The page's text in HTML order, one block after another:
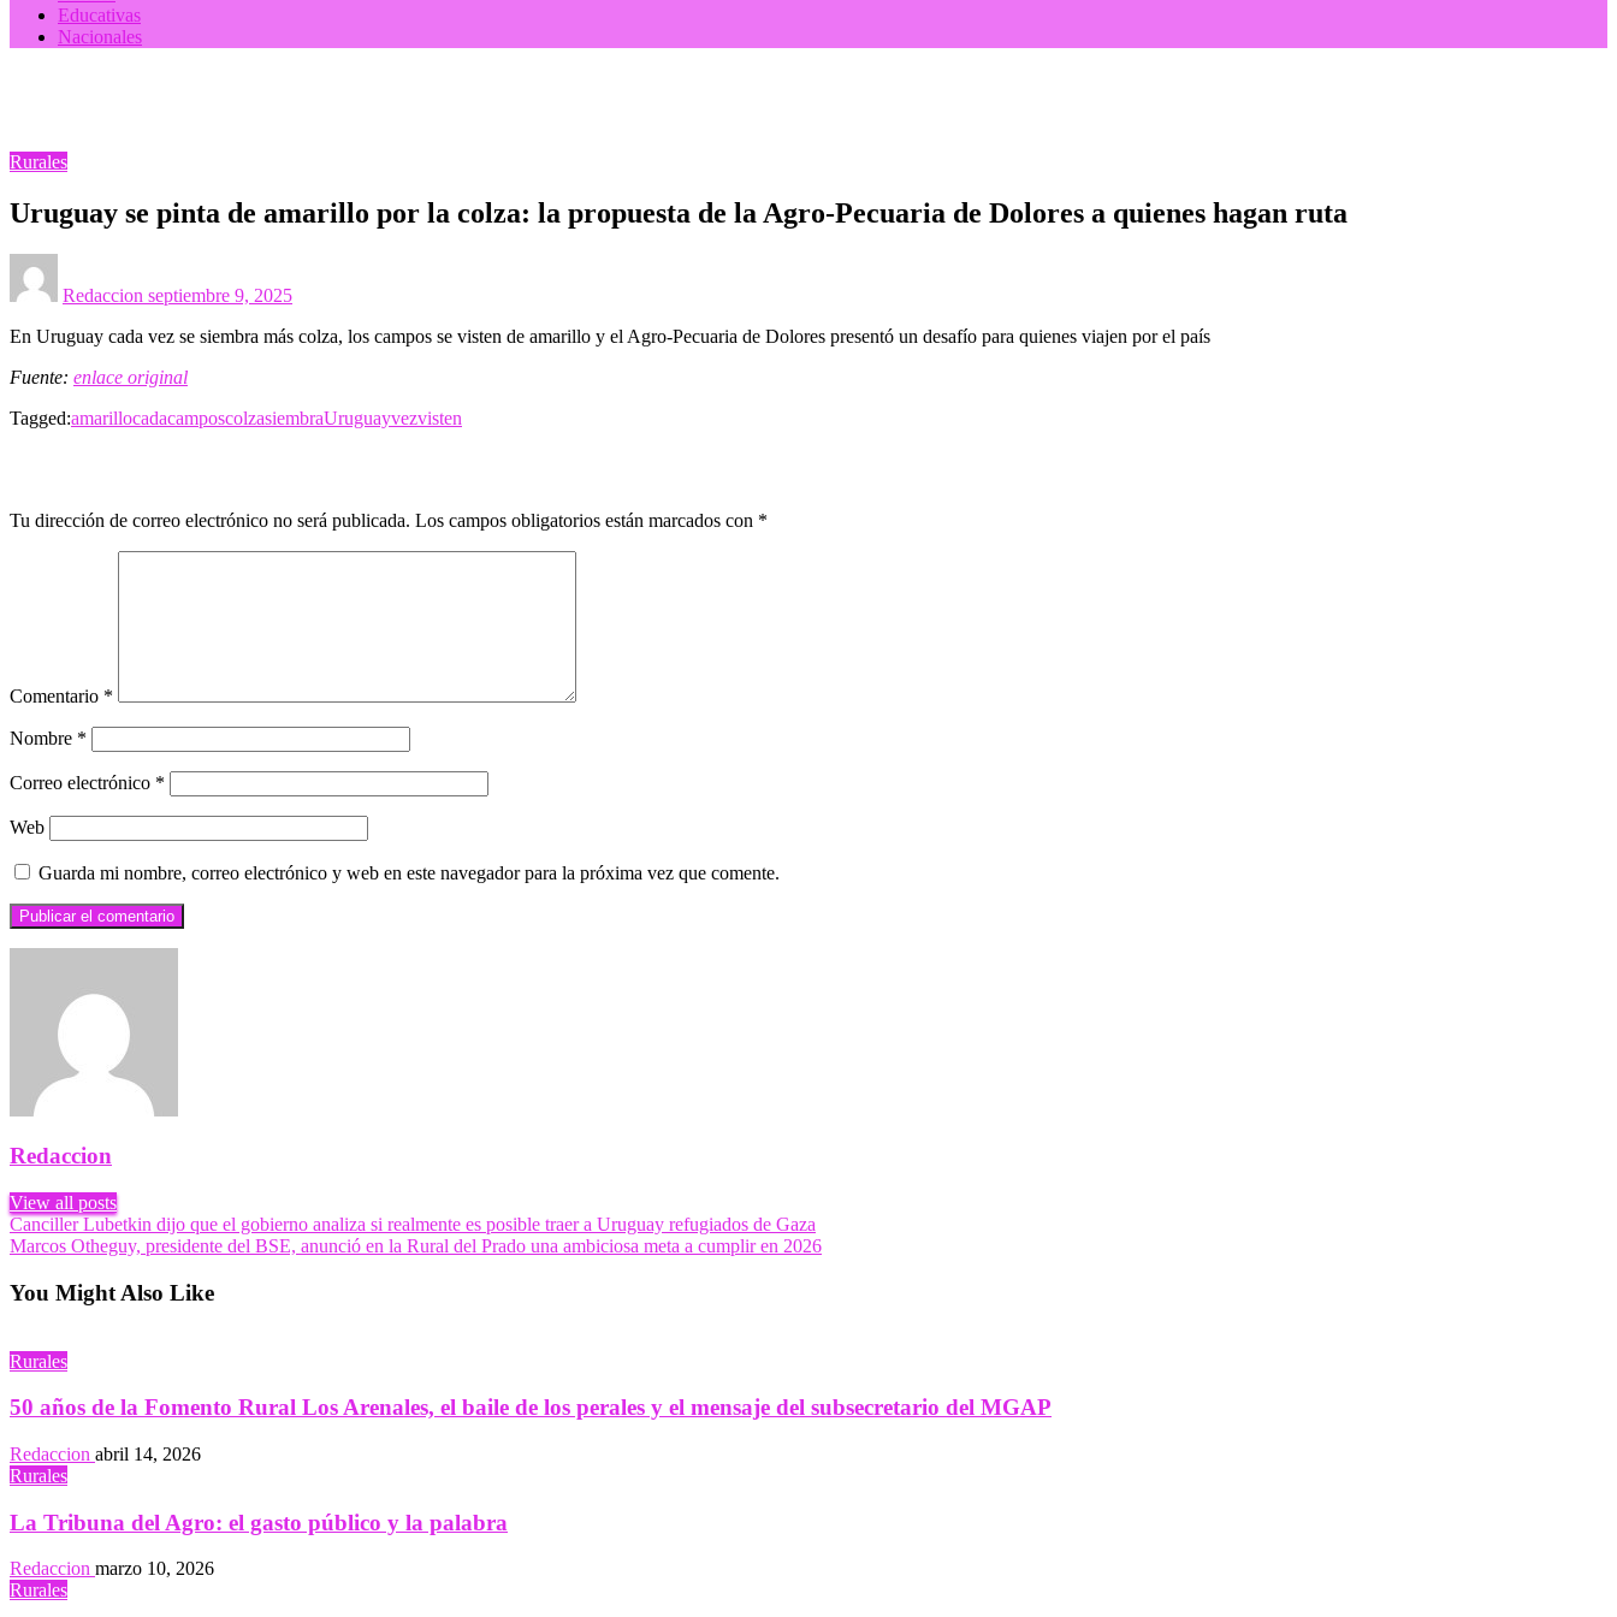
Educativas
Nacionales
Rurales
Uruguay se pinta de amarillo por la colza: la propuesta de la Agro-Pecuaria de Dolores a quienes hagan ruta
Redaccion septiembre 9, 2025
En Uruguay cada vez se siembra más colza, los campos se visten de amarillo y el Agro-Pecuaria de Dolores presentó un desafío para quienes viajen por el país
Fuente: enlace original
Tagged:amarillocadacamposcolzasiembraUruguayvezvisten
Tu dirección de correo electrónico no será publicada. Los campos obligatorios están marcados con *
Comentario *
Nombre *
Correo electrónico *
Web
Guarda mi nombre, correo electrónico y web en este navegador para la próxima vez que comente.
Redaccion
View all posts
Navegación
de
entradas
Previous
Post
Canciller Lubetkin dijo que el gobierno analiza si realmente es posible traer a Uruguay refugiados de Gaza
Next
Marcos Otheguy, presidente del BSE, anunció en la Rural del Prado una ambiciosa meta a cumplir en 2026
You Might Also Like
Rurales
50 años de la Fomento Rural Los Arenales, el baile de los perales y el mensaje del subsecretario del MGAP
Redaccion abril 14, 2026
Rurales
La Tribuna del Agro: el gasto público y la palabra
Redaccion marzo 10, 2026
Rurales